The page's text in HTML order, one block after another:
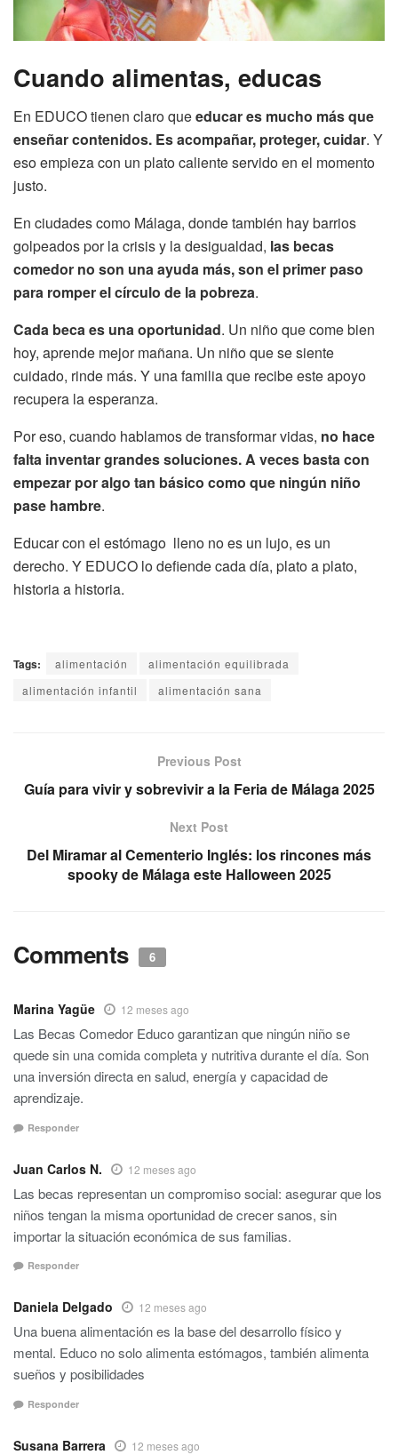
Cuando alimentas, educas
En EDUCO tienen claro queeducar es mucho más que
enseñar contenidos. Es acompañar, proteger, cuidar. Y
eso empieza con un plato caliente servido en el momento
justo.
En ciudades como Málaga, donde también hay barrios
golpeados por la crisis y la desigualdad, las becas
comedor no son una ayuda más, son el primer paso
para romper el círculo de la pobreza.
Cada beca es una oportunidad. Un niño que come bien
hoy, aprende mejor mañana. Un niño que se siente
cuidado, rinde más. Y una familia que recibe este apoyo
recupera la esperanza.
Por eso, cuando hablamos de transformar vidas, no hace
falta inventar grandes soluciones. A veces basta con
empezar por algo tan básico como que ningún niño
pase hambre.
Educar con el estómago lleno no es un lujo, es un
derecho. Y EDUCO lo defiende cada día, plato a plato,
historia a historia.
Tags: alimentación
alimentación equilibrada
alimentación infantil
alimentación sana
Previous Post
Guía para vivir y sobrevivir a la Feria de Málaga 2025
Next Post
Del Miramar al Cementerio Inglés: los rincones más
spooky de Málaga este Halloween 2025
Comments 6
Marina Yagüe 12 meses ago
Las Becas Comedor Educo garantizan que ningún niño se
quede sin una comida completa y nutritiva durante el día. Son
una inversión directa en salud, energía y capacidad de
aprendizaje.
Responder
Juan Carlos N. 12 meses ago
Las becas representan un compromiso social: asegurar que los
niños tengan la misma oportunidad de crecer sanos, sin
importar la situación económica de sus familias.
Responder
Daniela Delgado 12 meses ago
Una buena alimentación es la base del desarrollo físico y
mental. Educo no solo alimenta estómagos, también alimenta
sueños y posibilidades
Responder
Susana Barrera 12 meses ago